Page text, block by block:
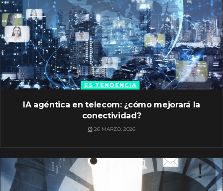
ES TENDENCIA
IA agéntica en telecom: ¿cómo mejorará la
conectividad?
26 MARZO, 2026